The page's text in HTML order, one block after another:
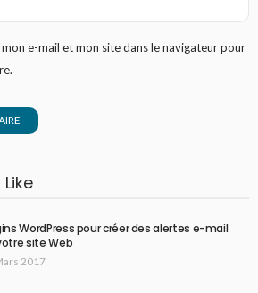
e-mail et mon site dans le navigateur pour
WordPress pour créer des alertes e-mail
site Web
2017